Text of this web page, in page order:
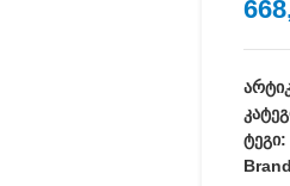
ტეგი: